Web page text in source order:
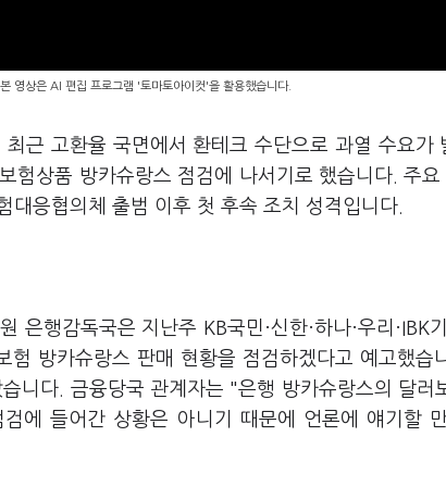
본 영상은 AI 편집 프로그램 '토마토아이컷'을 활용했습니다.
근 고환율 국면에서 환테크 수단으로 과열 수요가
험상품 방카슈랑스 점검에 나서기로 했습니다. 주
대응협의체 출범 이후 첫 후속 조치 성격입니다.
은행감독국은 지난주 KB국민·신한·하나·우리·IBK
방카슈랑스 판매 현황을 점검하겠다고 예고했습
니다. 금융당국 관계자는 "은행 방카슈랑스의 달러
에 들어간 상황은 아니기 때문에 언론에 얘기할